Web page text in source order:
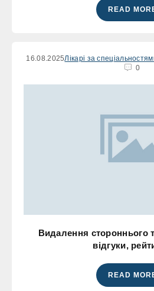
READ
16.08.2025Лікарі за
0
Видалення стороннього
відгуки,
READ